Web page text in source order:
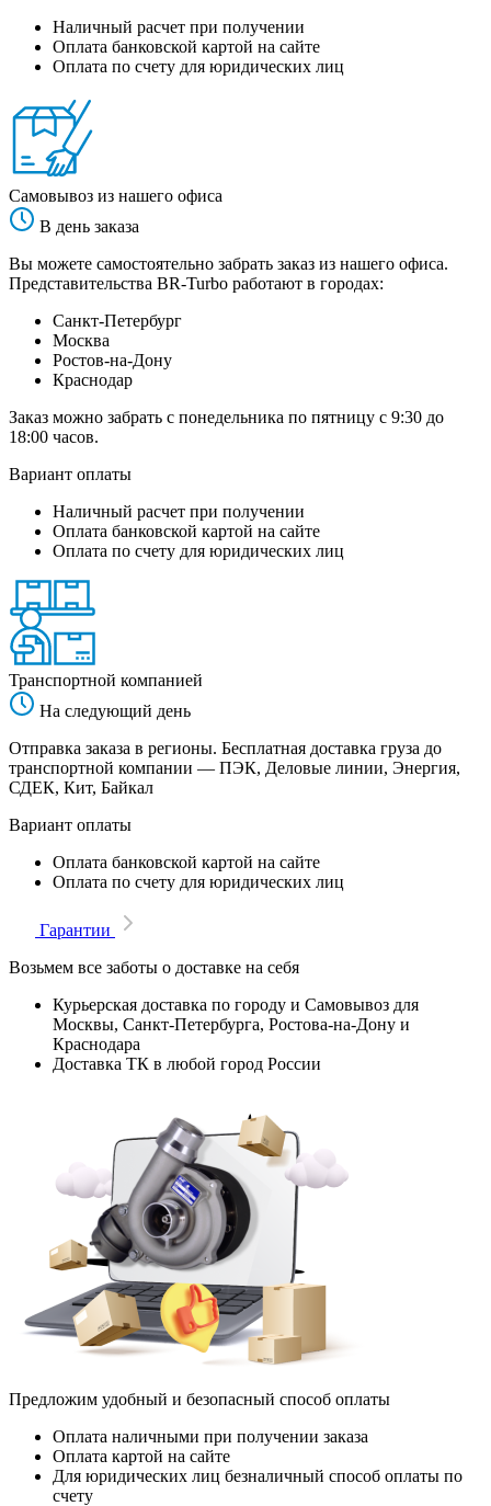
Наличный расчет при получении
Оплата банковской картой на сайте
Оплата по счету для юридических лиц
Самовывоз из нашего офиса
В день заказа
Вы можете самостоятельно забрать заказ из нашего офиса.
Представительства BR-Turbo работают в городах:
Санкт-Петербург
Москва
Ростов-на-Дону
Краснодар
Заказ можно забрать с понедельника по пятницу с 9:30 до
18:00 часов.
Вариант оплаты
Наличный расчет при получении
Оплата банковской картой на сайте
Оплата по счету для юридических лиц
Транспортной компанией
На следующий день
Отправка заказа в регионы. Бесплатная доставка груза до
транспортной компании — ПЭК, Деловые линии, Энергия,
СДЕК, Кит, Байкал
Вариант оплаты
Оплата банковской картой на сайте
Оплата по счету для юридических лиц
Гарантии
Возьмем все заботы о доставке на себя
Курьерская доставка по городу и Самовывоз для
Москвы, Санкт-Петербурга, Ростова-на-Дону и
Краснодара
Доставка ТК в любой город России
Предложим удобный и безопасный способ оплаты
Оплата наличными при получении заказа
Оплата картой на сайте
Для юридических лиц безналичный способ оплаты по
счету